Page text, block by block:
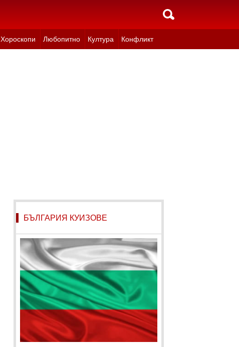
Хороскопи Любопитно Култура Конфликт
БЪЛГАРИЯ КУИЗОВЕ